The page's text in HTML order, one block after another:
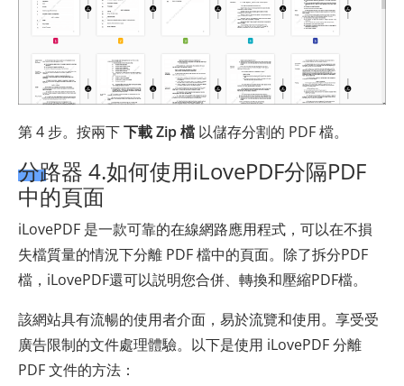
第 4 步。按兩下下載 Zip 檔 以儲存分割的 PDF 檔。
分路器 4.如何使用iLovePDF分隔PDF
中的頁面
iLovePDF 是一款可靠的在線網路應用程式，可以在不損
失檔質量的情況下分離 PDF 檔中的頁面。除了拆分PDF
檔，iLovePDF還可以説明您合併、轉換和壓縮PDF檔。
該網站具有流暢的使用者介面，易於流覽和使用。享受受
廣告限制的文件處理體驗。以下是使用 iLovePDF 分離
PDF 文件的方法：